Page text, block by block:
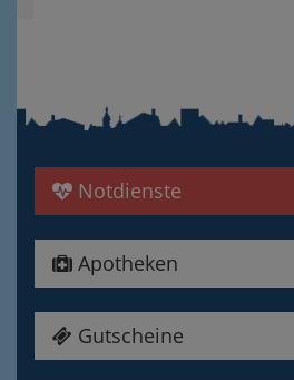
Notdienste
Apotheken
Gutscheine